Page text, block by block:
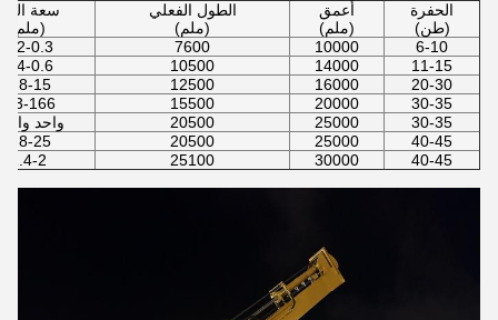
الحفرة
(طن)
أعمق
(ملم)
الطول الفعلي
(ملم)
سعة
(ملم)
6-10
10000
7600
0.2-0.3
11-15
14000
10500
0.4-0.6
20-30
16000
12500
0.8-15
30-35
20000
15500
1.3-166
30-35
25000
20500
واحد واحد4
40-45
25000
20500
1.8-25
40-45
30000
25100
1.4-2